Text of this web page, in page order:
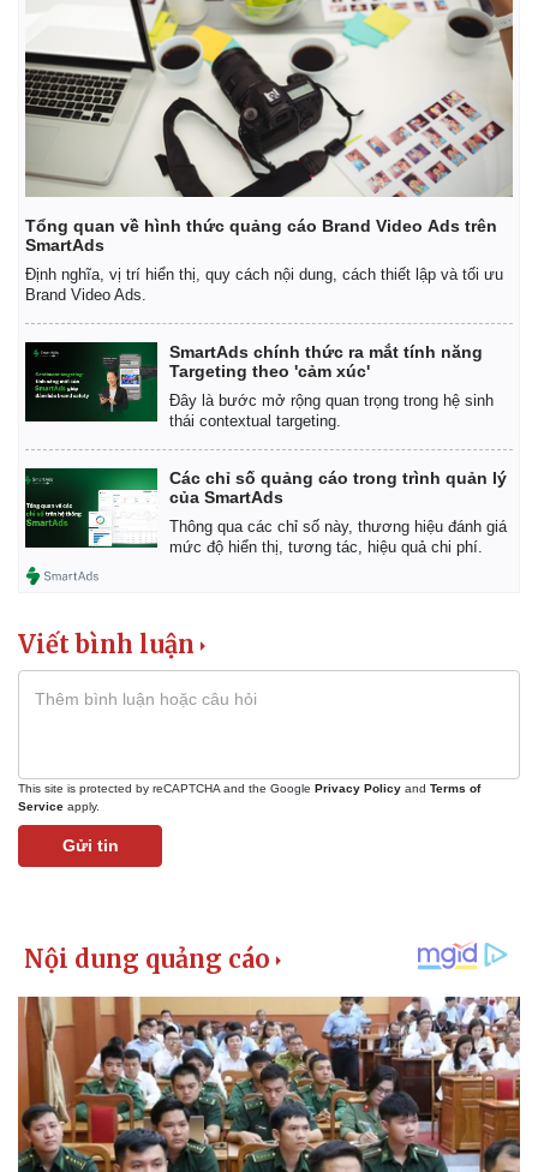
Pháp luật
Vụ án
Tin nóng
Quân sự - Quốc phòng
Vũ khí
Việt Nam
Tổng quan về hình thức quảng cáo Brand Video Ads trên
SmartAds
Định nghĩa, vị trí hiển thị, quy cách nội dung, cách thiết lập và tối ưu
Brand Video Ads.
SmartAds chính thức ra mắt tính năng
Targeting theo 'cảm xúc'
Đây là bước mở rộng quan trọng trong hệ sinh
thái contextual targeting.
Các chỉ số quảng cáo trong trình quản lý
của SmartAds
Thông qua các chỉ số này, thương hiệu đánh giá
mức độ hiển thị, tương tác, hiệu quả chi phí.
Viết bình luận
This site is protected by reCAPTCHA and the Google Privacy Policy and Terms of
Service apply.
Gửi tin